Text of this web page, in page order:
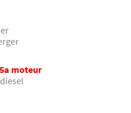
moteur